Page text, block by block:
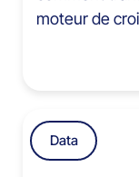
moteur de
Data